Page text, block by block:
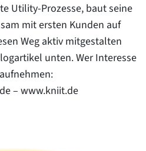
Utility-Prozesse, baut seine
mit ersten Kunden auf
Weg aktiv mitgestalten
unten. Wer Interesse
– www.kniit.de